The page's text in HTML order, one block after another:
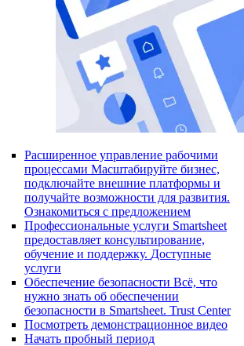
Расширенное управление рабочими
процессами Масштабируйте бизнес,
подключайте внешние платформы и
получайте возможности для развития.
Ознакомиться с предложением
Профессиональные услуги Smartsheet
предоставляет консультирование,
обучение и поддержку. Доступные
услуги
Обеспечение безопасности Всё, что
нужно знать об обеспечении
безопасности в Smartsheet. Trust Center
Посмотреть демонстрационное видео
Начать пробный период